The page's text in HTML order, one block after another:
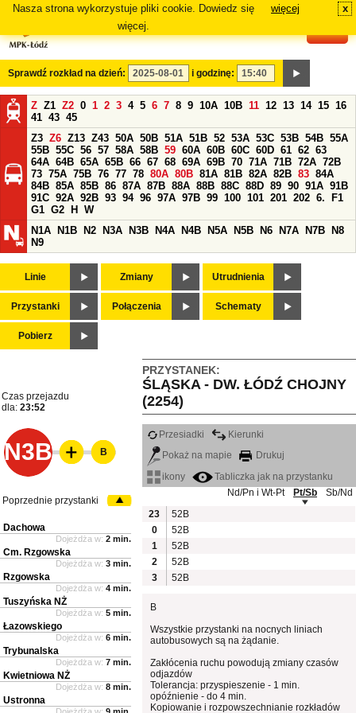
Nasza strona wykorzystuje pliki cookie. Dowiedz się
więcej.
więcej x
Sprawdź rozkład na dzień: i godzinę:
Z Z1 Z2 0 1 2 3 4 5 6 7 8 9 10A 10B 11 12 13 14 15 16
41 43 45
Z3 Z6 Z13 Z43 50A 50B 51A 51B 52 53A 53C 53B 54B 55A
55B 55C 56 57 58A 58B 59 60A 60B 60C 60D 61 62 63
64A 64B 65A 65B 66 67 68 69A 69B 70 71A 71B 72A 72B
73 75A 75B 76 77 78 80A 80B 81A 81B 82A 82B 83 84A
84B 85A 85B 86 87A 87B 88A 88B 88C 88D 89 90 91A 91B
91C 92A 92B 93 94 96 97A 97B 99 100 101 201 202 6.
F1
G1 G2 H
W
N1A
N1B N2 N3A N3B N4A N4B N5A N5B N6 N7A N7B
N8
N9
Linie Zmiany Utrudnienia
Przystanki Połączenia Schematy
Pobierz
PRZYSTANEK:
ŚLĄSKA - DW. ŁÓDŹ CHOJNY
(2254)
Czas przejazdu
dla: 23:52
N3B
Przesiadki
Kierunki
Pokaż na mapie
Drukuj
ikony
Tabliczka jak na przystanku
Nd/Pn i Wt-Pt
Pt/Sb
Sb/Nd
23
52B
0
52B
1
52B
2
52B
3
52B
B
Wszystkie przystanki na nocnych liniach
autobusowych są na żądanie.
Zakłócenia ruchu powodują zmiany czasów
odjazdów
Tolerancja: przyspieszenie - 1 min.
opóźnienie - do 4 min.
Kopiowanie i rozpowszechnianie rozkładów
B
Poprzednie przystanki
Dachowa
Dojeżdża w: 2 min.
Cm. Rzgowska
Dojeżdża w: 3 min.
Rzgowska
Dojeżdża w: 4 min.
Tuszyńska NŻ
Dojeżdża w: 5 min.
Łazowskiego
Dojeżdża w: 6 min.
Trybunalska
Dojeżdża w: 7 min.
Kwietniowa NŻ
Dojeżdża w: 8 min.
Ustronna